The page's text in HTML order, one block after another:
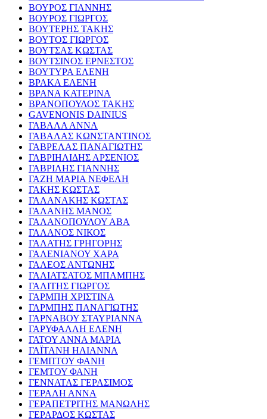
ΒΟΥΡΟΣ ΓΙΑΝΝΗΣ
ΒΟΥΡΟΣ ΓΙΩΡΓΟΣ
ΒΟΥΤΕΡΗΣ ΤΑΚΗΣ
ΒΟΥΤΟΣ ΓΙΩΡΓΟΣ
ΒΟΥΤΣΑΣ ΚΩΣΤΑΣ
ΒΟΥΤΣΙΝΟΣ ΕΡΝΕΣΤΟΣ
ΒΟΥΤΥΡΑ ΕΛΕΝΗ
ΒΡΑΚΑ ΕΛΕΝΗ
ΒΡΑΝΑ ΚΑΤΕΡΙΝΑ
ΒΡΑΝΟΠΟΥΛΟΣ ΤΑΚΗΣ
GAVENONIS DAINIUS
ΓΑΒΑΛΑ ΑΝΝΑ
ΓΑΒΑΛΑΣ ΚΩΝΣΤΑΝΤΙΝΟΣ
ΓΑΒΡΕΛΑΣ ΠΑΝΑΓΙΩΤΗΣ
ΓΑΒΡΙΗΛΙΔΗΣ ΑΡΣΕΝΙΟΣ
ΓΑΒΡΙΛΗΣ ΓΙΑΝΝΗΣ
ΓΑΖΗ ΜΑΡΙΑ ΝΕΦΕΛΗ
ΓΑΚΗΣ ΚΩΣΤΑΣ
ΓΑΛΑΝΑΚΗΣ ΚΩΣΤΑΣ
ΓΑΛΑΝΗΣ ΜΑΝΟΣ
ΓΑΛΑΝΟΠΟΥΛΟΥ ΑΒΑ
ΓΑΛΑΝΟΣ ΝΙΚΟΣ
ΓΑΛΑΤΗΣ ΓΡΗΓΟΡΗΣ
ΓΑΛΕΝΙΑΝΟΥ ΧΑΡΑ
ΓΑΛΕΟΣ ΑΝΤΩΝΗΣ
ΓΑΛΙΑΤΣΑΤΟΣ ΜΠΑΜΠΗΣ
ΓΑΛΙΤΗΣ ΓΙΩΡΓΟΣ
ΓΑΡΜΠΗ ΧΡΙΣΤΙΝΑ
ΓΑΡΜΠΗΣ ΠΑΝΑΓΙΩΤΗΣ
ΓΑΡΝΑΒΟΥ ΣΤΑΥΡΙΑΝΝΑ
ΓΑΡΥΦΑΛΛΗ ΕΛΕΝΗ
ΓΑΤΟΥ ΑΝΝΑ ΜΑΡΙΑ
ΓΑΪΤΑΝΗ ΗΛΙΑΝΝΑ
ΓΕΜΠΤΟΥ ΦΑΝΗ
ΓΕΜΤΟΥ ΦΑΝΗ
ΓΕΝΝΑΤΑΣ ΓΕΡΑΣΙΜΟΣ
ΓΕΡΑΛΗ ΑΝΝΑ
ΓΕΡΑΠΕΤΡΙΤΗΣ ΜΑΝΩΛΗΣ
ΓΕΡΑΡΔΟΣ ΚΩΣΤΑΣ